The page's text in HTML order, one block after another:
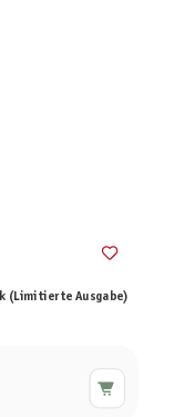
(Limitierte Ausgabe)